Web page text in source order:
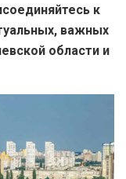
к
важных
области и